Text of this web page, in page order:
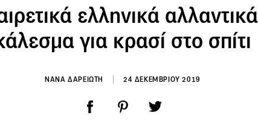
Ειδήσεις
ελληνικά
για κρασί στο σπίτι
ΝΑΝΑ ΔΑΡΕΙΩΤΗ 24 ΔΕΚΕΜΒΡΙΟΥ 2019